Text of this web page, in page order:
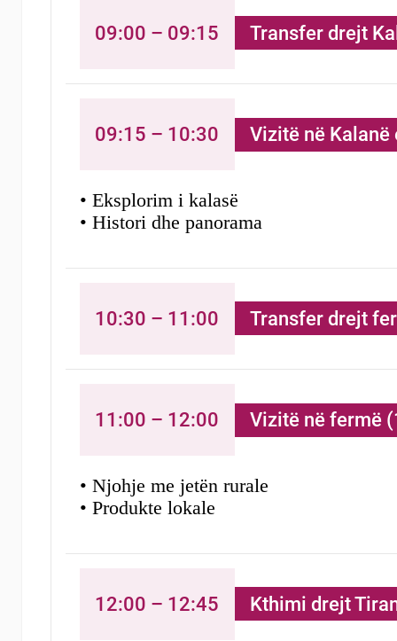
09:00 – 09:15 Transfer drejt
09:15 – 10:30 Vizitë në
• Eksplorim i kalasë
• Histori dhe panorama
10:30 – 11:00 Transfer drejt
11:00 – 12:00 Vizitë në fermë
• Njohje me jetën rurale
• Produkte lokale
12:00 – 12:45 Kthimi drejt